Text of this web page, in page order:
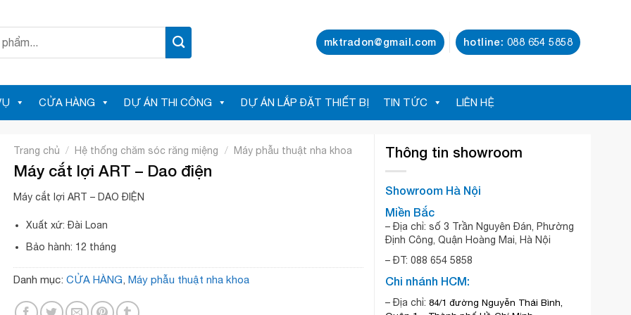
mktradon@gmail.com hotline: 088 654 5858
CỬA HÀNG DỰ ÁN THI CÔNG DỰ ÁN LẮP ĐẶT THIẾT BỊ TIN TỨC LIÊN HỆ
Trang chủ / Hệ thống chăm sóc răng miệng / Máy phẫu thuật nha khoa
Máy cắt lợi ART – Dao điện
Máy cắt lợi ART – DAO ĐIỆN
Xuất xứ: Đài Loan
Bảo hành: 12 tháng
Danh mục: CỬA HÀNG, Máy phẫu thuật nha khoa
Thông tin showroom
Showroom Hà Nội
Miền Bắc
– Địa chỉ: số 3 Trần Nguyên Đán, Phường
Định Công, Quận Hoàng Mai, Hà Nội
– ĐT: 088 654 5858
Chi nhánh HCM:
– Địa chỉ: 84/1 đường Nguyễn Thái Bình,